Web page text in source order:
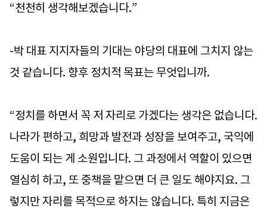
“천천히 생각해보겠습니다.”
-박 대표 지지자들의 기대는 야당의 대표에 그치지 않는
것 같습니다. 향후 정치적 목표는 무엇입니까.
“정치를 하면서 꼭 저 자리로 가겠다는 생각은 없습니다.
나라가 편하고, 희망과 발전과 성장을 보여주고, 국익에
도움이 되는 게 소원입니다. 그 과정에서 역할이 있으면
열심히 하고, 또 중책을 맡으면 더 큰 일도 해야지요. 그
렇지만 자리를 목적으로 하지는 않습니다. 특히 지금은